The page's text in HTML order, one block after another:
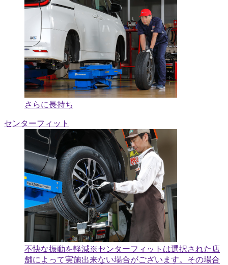
さらに長持ち
センターフィット
不快な振動を軽減※センターフィットは選択された店
舗によって実施出来ない場合がございます。その場合